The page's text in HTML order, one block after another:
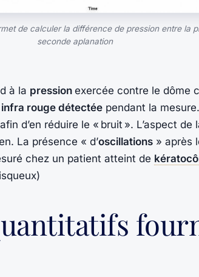
de calculer la différence de pression entre la
seconde aplanation
à la pression exercée contre le dôme
infra rouge détectée pendant la
d’en réduire le « bruit ». L’aspect de
La présence « d’oscillations » après
chez un patient atteint de